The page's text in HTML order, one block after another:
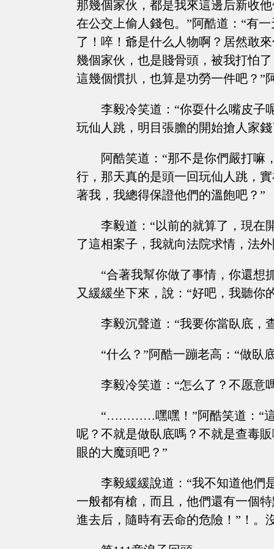
那幾個家伙，都是我來這邊后新收
在公交上偷人錢包。”阿酷道：“有
了！啐！爺是什么人物啊？居然敢
幾個家伙，也是賤骨頭，被我打怕
這幾個慣扒，也算是功勞一件吧？”
李毅冷笑道：“你耍什么嘴皮子
玩仙人跳，明目張膽的開始搶人家錢
阿酷笑道：“那不是你們嚴打嘛
行，那天真的是頭一回玩仙人跳，
著我，我總得保證他們的溫飽吧？”
李毅道：“以前的就算了，現在
了這相案子，我就向法院求情，法
“合著我幫你做了事情，你還想
又緩緩坐下來，說：“好吧，我聽你
李毅沉聲道：“我要你當臥底，
“什么？”阿酷一蹦老高：“做
李毅冷笑道：“怎么了？不愿意
“…………嘿嘿！”阿酷笑道：“這
呢？不就是做臥底嗎？不就是查毒
眼的大魔頭吧？”
李毅緩緩說道：“我不知道他們
一般都有槍，而且，他們還有一個
進去后，隨時有丟命的危險！”！。